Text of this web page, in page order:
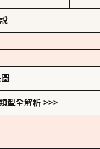
型全解析 >>>